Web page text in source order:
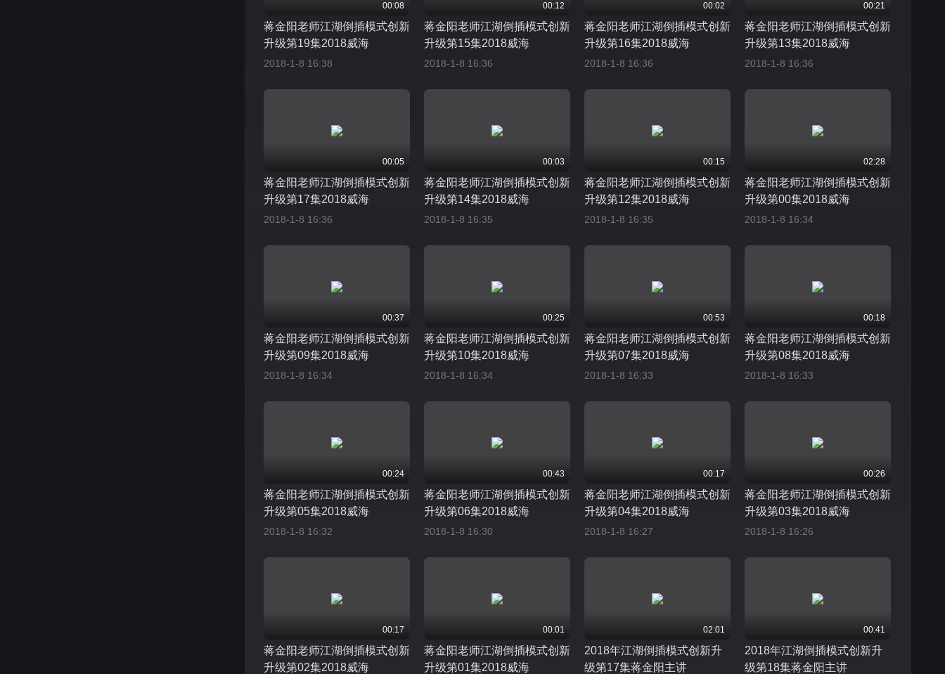
00:08
蒋金阳老师江湖倒插模式创新
升级第19集2018威海
2018-1-8 16:38
00:12
蒋金阳老师江湖倒插模式创新
升级第15集2018威海
2018-1-8 16:36
00:02
蒋金阳老师江湖倒插模式创新
升级第16集2018威海
2018-1-8 16:36
00:21
蒋金阳老师江湖倒插模式创新
升级第13集2018威海
2018-1-8 16:36
00:05
蒋金阳老师江湖倒插模式创新
升级第17集2018威海
2018-1-8 16:36
00:03
蒋金阳老师江湖倒插模式创新
升级第14集2018威海
2018-1-8 16:35
00:15
蒋金阳老师江湖倒插模式创新
升级第12集2018威海
2018-1-8 16:35
02:28
蒋金阳老师江湖倒插模式创新
升级第00集2018威海
2018-1-8 16:34
00:37
蒋金阳老师江湖倒插模式创新
升级第09集2018威海
2018-1-8 16:34
00:25
蒋金阳老师江湖倒插模式创新
升级第10集2018威海
2018-1-8 16:34
00:53
蒋金阳老师江湖倒插模式创新
升级第07集2018威海
2018-1-8 16:33
00:18
蒋金阳老师江湖倒插模式创新
升级第08集2018威海
2018-1-8 16:33
00:24
蒋金阳老师江湖倒插模式创新
升级第05集2018威海
2018-1-8 16:32
00:43
蒋金阳老师江湖倒插模式创新
升级第06集2018威海
2018-1-8 16:30
00:17
蒋金阳老师江湖倒插模式创新
升级第04集2018威海
2018-1-8 16:27
00:26
蒋金阳老师江湖倒插模式创新
升级第03集2018威海
2018-1-8 16:26
00:17
蒋金阳老师江湖倒插模式创新
升级第02集2018威海
00:01
蒋金阳老师江湖倒插模式创新
升级第01集2018威海
02:01
2018年江湖倒插模式创新升
级第17集蒋金阳主讲
00:41
2018年江湖倒插模式创新升
级第18集蒋金阳主讲